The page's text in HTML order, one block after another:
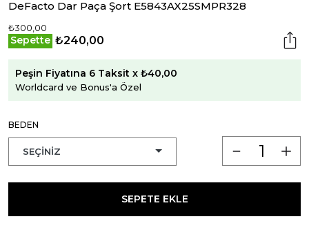
DeFacto Dar Paça Şort E5843AX25SMPR328
₺300,00
Sepette ₺240,00
Peşin Fiyatına 6 Taksit x ₺40,00
Worldcard ve Bonus'a Özel
BEDEN
SEPETE EKLE